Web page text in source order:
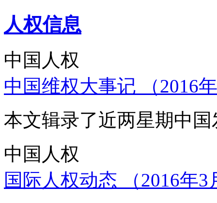
人权信息
中国人权
中国维权大事记 （2016
本文辑录了近两星期中
中国人权
国际人权动态 （2016年